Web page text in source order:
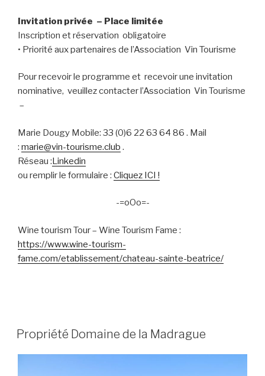
Invitation privée – Place limitée
Inscription et réservation obligatoire
• Priorité aux partenaires de l’Association Vin Tourisme
Pour recevoir le programme et recevoir une invitation
nominative, veuillez contacter l’Association Vin Tourisme
–
Marie Dougy Mobile: 33 (0)6 22 63 64 86 . Mail
: marie@vin-tourisme.club .
Réseau :Linkedin
ou remplir le formulaire : Cliquez ICI !
-=oOo=-
Wine tourism Tour – Wine Tourism Fame :
https://www.wine-tourism-
fame.com/etablissement/chateau-sainte-beatrice/
PUBLIÉ
LE
Propriété Domaine de la Madrague